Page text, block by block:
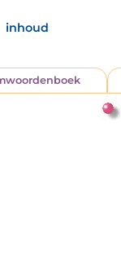
inhoud